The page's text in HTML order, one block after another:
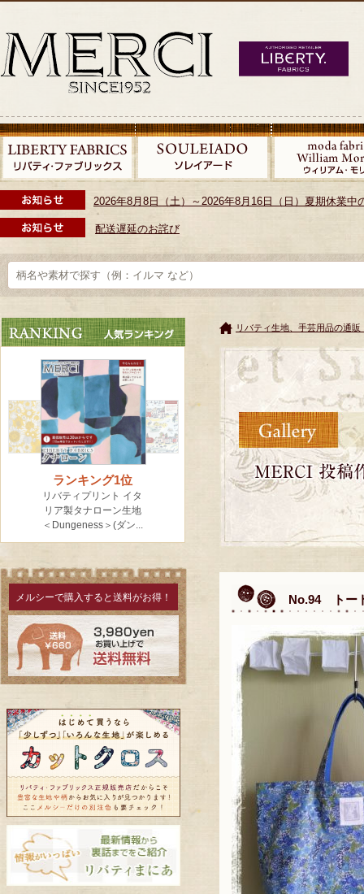
2026年8月8日（土）～2026年8月16日（日）夏期休業中
配送遅延のお詫び
メルシーで購入すると送料がお得！
リバティ生地、手芸用品の通
No.94 トー